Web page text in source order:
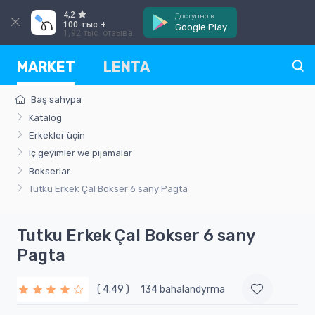
4,2
100 тыс.+
1,92 тыс. отзыва
Доступно в
Google Play
MARKET LENTA
Baş sahypa
Katalog
Erkekler üçin
Iç geýimler we pijamalar
Bokserlar
Tutku Erkek Çal Bokser 6 sany Pagta
Tutku Erkek Çal Bokser 6 sany
Pagta
( 4.49 ) 134 bahalandyrma